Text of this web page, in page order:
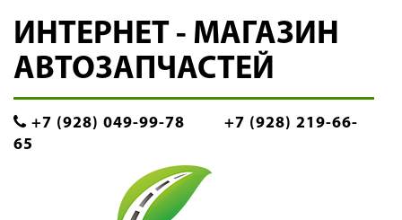
ИНТЕРНЕТ - МАГАЗИН
АВТОЗАПЧАСТЕЙ
+7 (928) 049-99-78
+7 (928) 219-66-
65